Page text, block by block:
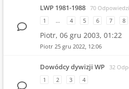
LWP 1981-1988 70
1
… 4 5 6 7 8
Piotr, 06 gru 2003, 01:22
Piotr 25 gru 2022, 12:06
Dowódcy dywizji WP 32
1
2 3 4